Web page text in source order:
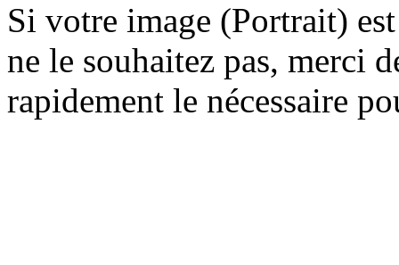
Si votre image (Portrait)
ne le souhaitez pas, merci
rapidement le nécessaire